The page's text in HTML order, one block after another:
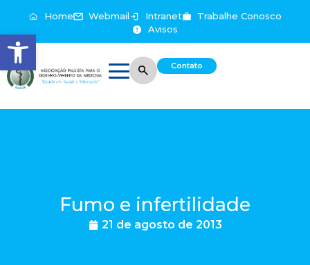
Abrir a barra de ferramentas
Home Webmail Intranet
Trabalhe Conosco
Avisos
Contato
Fumo e infertilidade
21 de agosto de 2013